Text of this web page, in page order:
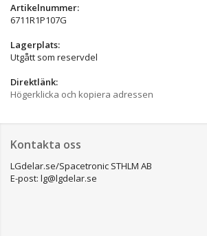
Artikelnummer:
6711R1P107G
Lagerplats:
Utgått som reservdel
Direktlänk:
Högerklicka och kopiera adressen
Kontakta oss
LGdelar.se/Spacetronic STHLM AB
E-post: lg@lgdelar.se